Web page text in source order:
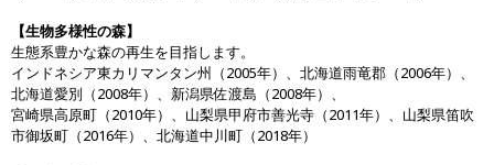
【生物多様性の森】
生態系豊かな森の再生を目指します。
インドネシア東カリマンタン州（2005年）、北海道雨竜郡（2006年）、
北海道愛別（2008年）、新潟県佐渡島（2008年）、
宮崎県高原町（2010年）、山梨県甲府市善光寺（2011年）、山梨県笛吹
市御坂町（2016年）、北海道中川町（2018年）